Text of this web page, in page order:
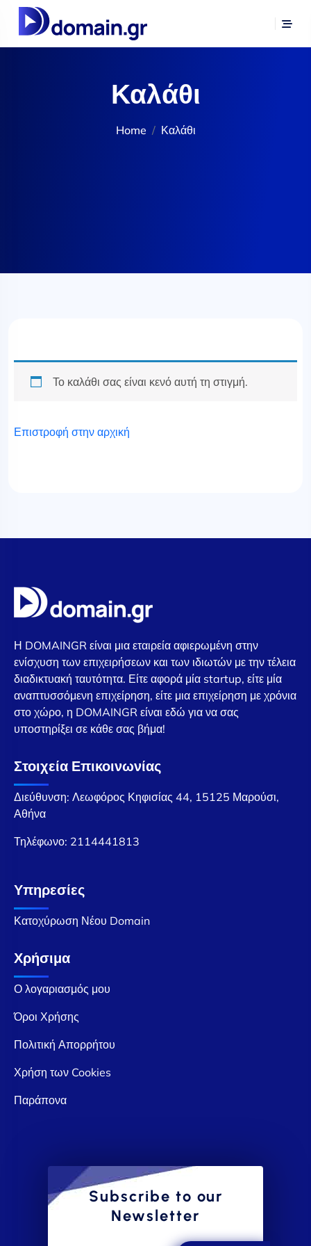
Καλάθι
Home Καλάθι
Το καλάθι σας είναι κενό αυτή τη στιγμή.
Επιστροφή στην αρχική
Η DOMAINGR είναι μια εταιρεία αφιερωμένη στην
ενίσχυση των επιχειρήσεων και των ιδιωτών με την τέλεια
διαδικτυακή ταυτότητα. Είτε αφορά μία startup, είτε μία
αναπτυσσόμενη επιχείρηση, είτε μια επιχείρηση με χρόνια
στο χώρο, η DOMAINGR είναι εδώ για να σας
υποστηρίξει σε κάθε σας βήμα!
Στοιχεία Επικοινωνίας
Διεύθυνση: Λεωφόρος Κηφισίας 44, 15125 Μαρούσι,
Αθήνα
Τηλέφωνο: 2114441813
Υπηρεσίες
Κατοχύρωση Νέου Domain
Χρήσιμα
Ο λογαριασμός μου
Όροι Χρήσης
Πολιτική Απορρήτου
Χρήση των Cookies
Παράπονα
Subscribe to our
Newsletter